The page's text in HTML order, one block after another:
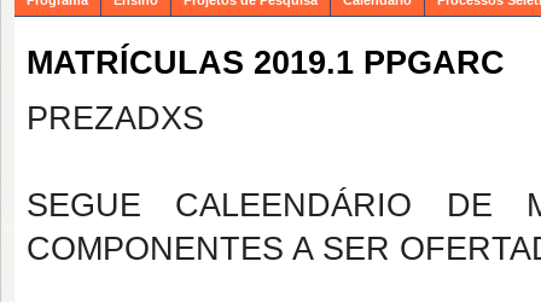
MATRÍCULAS 2019.1 PPGARC
PREZADXS
SEGUE CALEENDÁRIO DE
COMPONENTES A SER